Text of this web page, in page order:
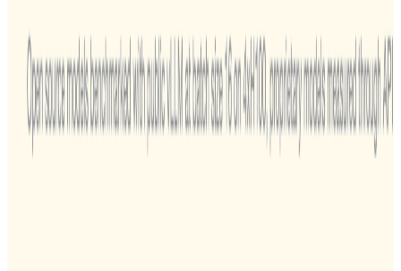
超越Cross-Entropy Loss（交叉熵损失）的新损失函数
——PolyLoss简介
开源王者！全球最强的开源大模型Llama3发布！15万亿
数据集训练，最高4000亿参数，数学评测超过GPT-4，
全球第二！
最优化问题的KKT条件简要解释